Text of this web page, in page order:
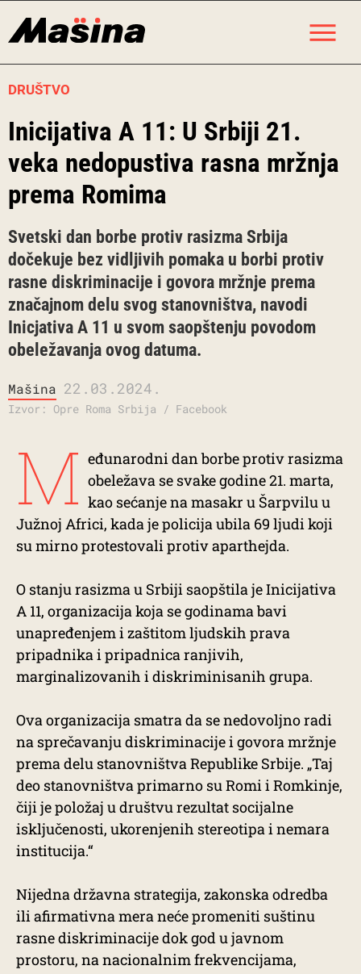
DRUŠTVO
Inicijativa A 11: U Srbiji 21.
veka nedopustiva rasna mržnja
prema Romima
Svetski dan borbe protiv rasizma Srbija
dočekuje bez vidljivih pomaka u borbi protiv
rasne diskriminacije i govora mržnje prema
značajnom delu svog stanovništva, navodi
Inicjativa A 11 u svom saopštenju povodom
obeležavanja ovog datuma.
Mašina 22.03.2024.
Izvor: Opre Roma Srbija / Facebook
M eđunarodni dan borbe protiv rasizma
obeležava se svake godine 21. marta,
kao sećanje na masakr u Šarpvilu u
Južnoj Africi, kada je policija ubila 69 ljudi koji
su mirno protestovali protiv aparthejda.
O stanju rasizma u Srbiji saopštila je Inicijativa
A 11, organizacija koja se godinama bavi
unapređenjem i zaštitom ljudskih prava
pripadnika i pripadnica ranjivih,
marginalizovanih i diskriminisanih grupa.
Ova organizacija smatra da se nedovoljno radi
na sprečavanju diskriminacije i govora mržnje
prema delu stanovništva Republike Srbije. „Taj
deo stanovništva primarno su Romi i Romkinje,
čiji je položaj u društvu rezultat socijalne
isključenosti, ukorenjenih stereotipa i nemara
institucija.“
Nijedna državna strategija, zakonska odredba
ili afirmativna mera neće promeniti suštinu
rasne diskriminacije dok god u javnom
prostoru, na nacionalnim frekvencijama,